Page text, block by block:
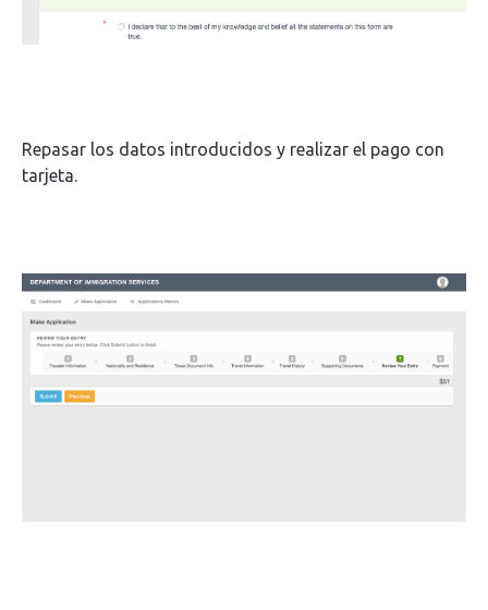
Repasar los datos introducidos y realizar el pago con
tarjeta.